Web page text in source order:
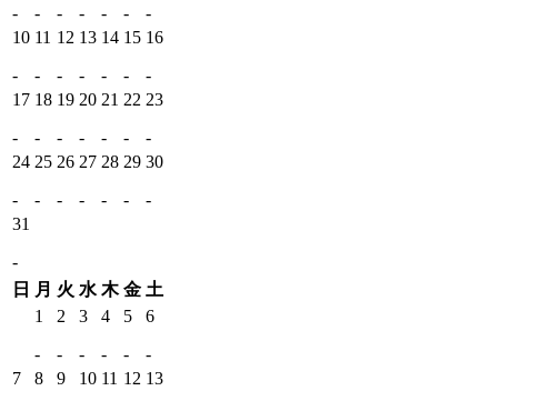
-
-
-
-
-
-
-
10
-
11
-
12
-
13
-
14
-
15
-
16
-
17
-
18
-
19
-
20
-
21
-
22
-
23
-
24
-
25
-
26
-
27
-
28
-
29
-
30
-
31
-
日
月 火 水 木 金 土
1
-
2
-
3
-
4
-
5
-
6
-
7
8 9 10 11 12 13